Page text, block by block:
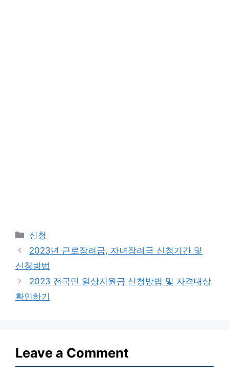
Categories
신청
2023년 근로장려금, 자녀장려금 신청기간 및
신청방법
2023 전국민 일상지원금 신청방법 및 자격대상
확인하기
Leave a Comment